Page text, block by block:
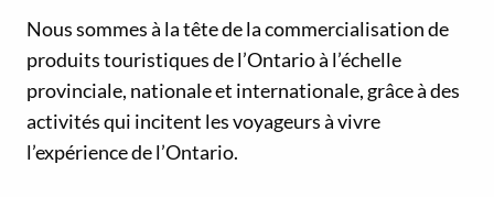
Nous sommes à la tête de la commercialisation de
produits touristiques de l’Ontario à l’échelle
provinciale, nationale et internationale, grâce à des
activités qui incitent les voyageurs à vivre
l’expérience de l’Ontario.